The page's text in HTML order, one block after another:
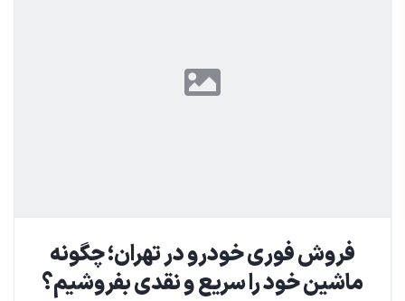
فروش فوری خودرو در تهران؛ چگونه
ماشین خود را سریع و نقدی بفروشیم؟